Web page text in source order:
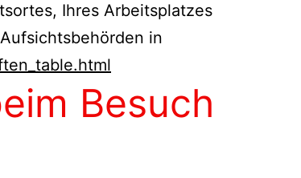
Ihres Arbeitsplatzes
in
Besuch